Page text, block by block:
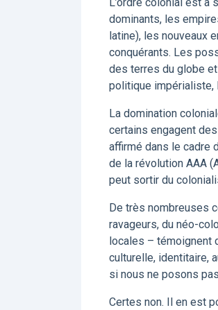
dominants, les
latine), les nouveaux
conquérants. Les
des terres du globe
politique impérialiste,
La domination
certains engagent
affirmé dans le cadre
de la révolution AAA
peut sortir du
De très nombreuses
ravageurs, du néo-
locales – témoignent
culturelle, identitaire,
si nous ne posons
Certes non. Il en est